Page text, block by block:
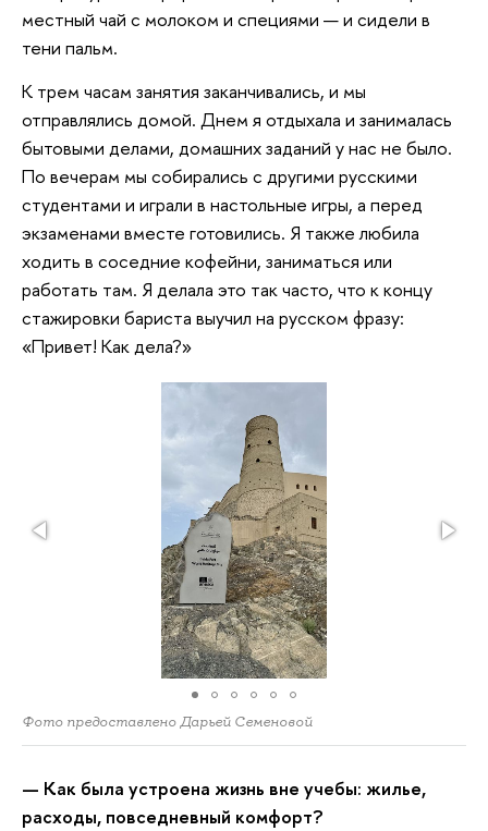
местный чай с молоком и специями — и сидели в
тени пальм.
К трем часам занятия заканчивались, и мы
отправлялись домой. Днем я отдыхала и занималась
бытовыми делами, домашних заданий у нас не было.
По вечерам мы собирались с другими русскими
студентами и играли в настольные игры, а перед
экзаменами вместе готовились. Я также любила
ходить в соседние кофейни, заниматься или
работать там. Я делала это так часто, что к концу
стажировки бариста выучил на русском фразу:
«Привет! Как дела?»
Фото предоставлено Дарьей Семеновой
— Как была устроена жизнь вне учебы: жилье,
расходы, повседневный комфорт?